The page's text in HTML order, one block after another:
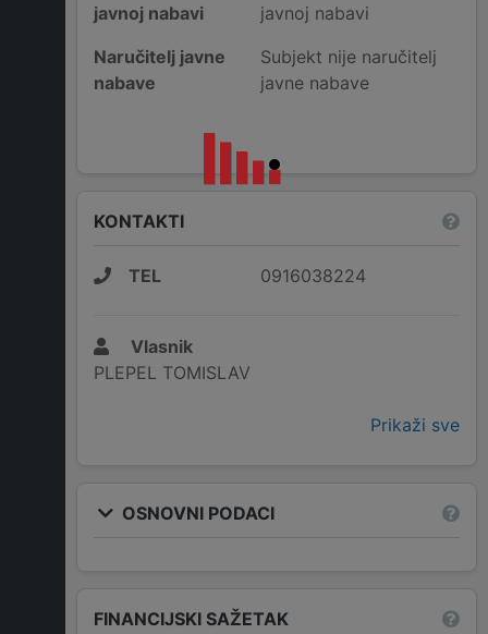
javnoj nabavi
javnoj nabavi
Naručitelj javne
nabave
Subjekt nije naručitelj
javne nabave
KONTAKTI
TEL 0916038224
Vlasnik
PLEPEL TOMISLAV
Prikaži sve
OSNOVNI PODACI
FINANCIJSKI SAŽETAK